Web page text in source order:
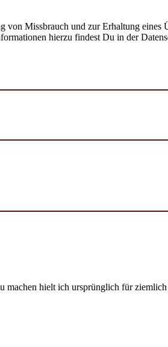
Missbrauch und zur Erhaltung
hierzu findest Du in der
hielt ich ursprünglich für